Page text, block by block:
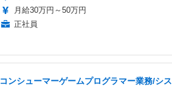
月給30万円～50万円
正社員
コンシューマーゲームプログラマー業務/シス